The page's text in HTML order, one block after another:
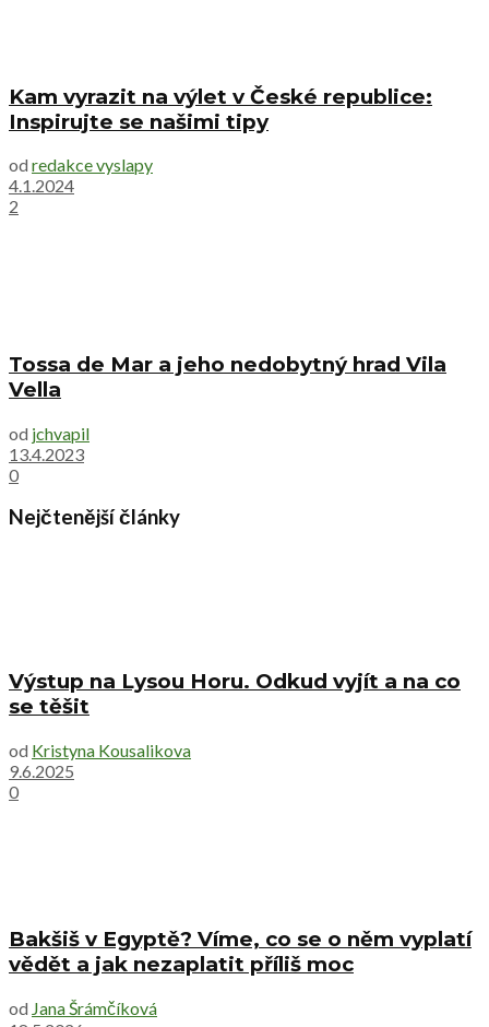
Kam vyrazit na výlet v České republice:
Inspirujte se našimi tipy
od redakce vyslapy
4.1.2024
2
Tossa de Mar a jeho nedobytný hrad Vila
Vella
od jchvapil
13.4.2023
0
Nejčtenější články
Výstup na Lysou Horu. Odkud vyjít a na co
se těšit
od Kristyna Kousalikova
9.6.2025
0
Bakšiš v Egyptě? Víme, co se o něm vyplatí
vědět a jak nezaplatit příliš moc
od Jana Šrámčíková